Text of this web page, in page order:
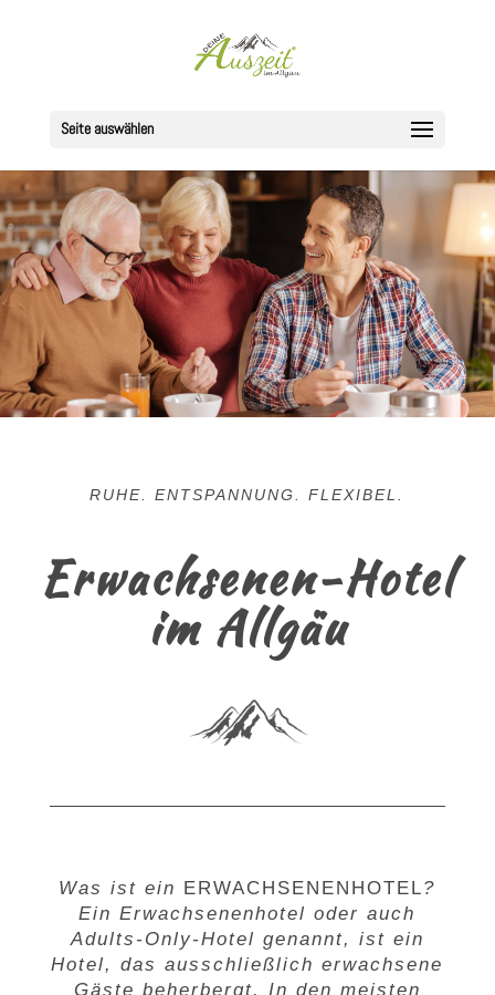
Seite auswählen
RUHE. ENTSPANNUNG. FLEXIBEL.
Erwachsenen-Hotel
im Allgäu
Was ist ein ERWACHSENENHOTEL?
Ein Erwachsenenhotel oder auch
Adults-Only-Hotel genannt, ist ein
Hotel, das ausschließlich erwachsene
Gäste beherbergt. In den meisten